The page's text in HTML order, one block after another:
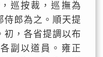
巡按裁，巡撫為
侍郎為之。順天提
初，各省提調以布
副以道員。雍正